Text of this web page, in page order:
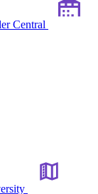
Central